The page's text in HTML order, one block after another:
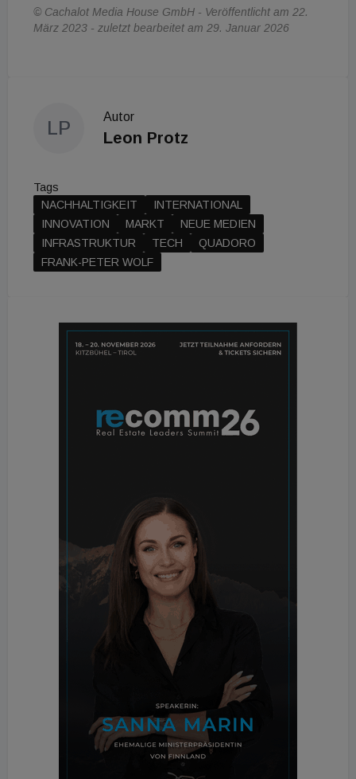
© Cachalot Media House GmbH - Veröffentlicht am 22.
März 2023 - zuletzt bearbeitet am 29. Januar 2026
LP
Autor
Leon Protz
Tags
NACHHALTIGKEIT
INTERNATIONAL
INNOVATION
MARKT
NEUE MEDIEN
INFRASTRUKTUR
TECH
QUADORO
FRANK-PETER WOLF